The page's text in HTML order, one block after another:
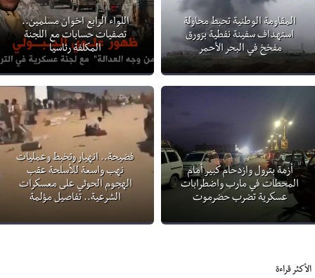
المقاومة الوطنية تحبط محاولة
استهداف سفينة نفطية بزورق
مفخخ في البحر الأحمر
اللواء الرابع اخوان مسلمين..
تصفيات حسابات مع اللجنة
المكلفة رئاسيا
أزمة بترول وازدحام كبير أمام
المحطات في مارب واضطرابات
عسكرية تضرب حضرموت
فضيحة.. انهيار وتخبط وعمليات
نهب واسعة للأسلحة عقب
الهجوم الحوثي على معسكرات
الشرعية.. تفاصيل مؤلمة
الأكثر قراءة